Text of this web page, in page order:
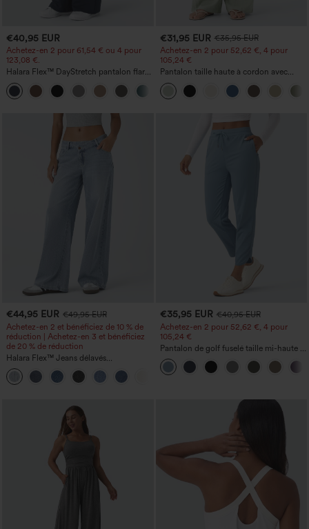
€40,95 EUR
Achetez-en 2 pour 61,54 € ou 4 pour
123,08 €.
Halara Flex™ DayStretch pantalon flare
de travail, taille mi-haute, poche latérale
zippée
€31,95 EUR €35,95 EUR
Achetez-en 2 pour 52,62 €, 4 pour
105,24 €
Pantalon taille haute à cordon avec
poches, jambe large et coupe ample,
style décontracté, effet lin
€44,95 EUR €49,95 EUR
Achetez-en 2 et bénéficiez de 10 % de
réduction | Achetez-en 3 et bénéficiez
de 20 % de réduction
Halara Flex™ Jeans délavés
décontractés, coupe baggy à jambe
large, taille basse asymétrique, poches
zippées
€35,95 EUR €40,95 EUR
Achetez-en 2 pour 52,62 €, 4 pour
105,24 €
Pantalon de golf fuselé taille mi-haute à
cordon, ourlet incurvé, séchage rapide,
avec poches — UPF40+